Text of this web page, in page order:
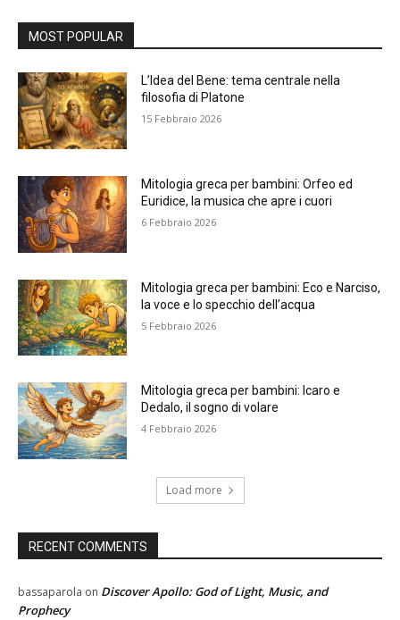
MOST POPULAR
L’Idea del Bene: tema centrale nella
filosofia di Platone
15 Febbraio 2026
Mitologia greca per bambini: Orfeo ed
Euridice, la musica che apre i cuori
6 Febbraio 2026
Mitologia greca per bambini: Eco e Narciso,
la voce e lo specchio dell’acqua
5 Febbraio 2026
Mitologia greca per bambini: Icaro e
Dedalo, il sogno di volare
4 Febbraio 2026
Load more
RECENT COMMENTS
bassaparola on Discover Apollo: God of Light, Music, and
Prophecy